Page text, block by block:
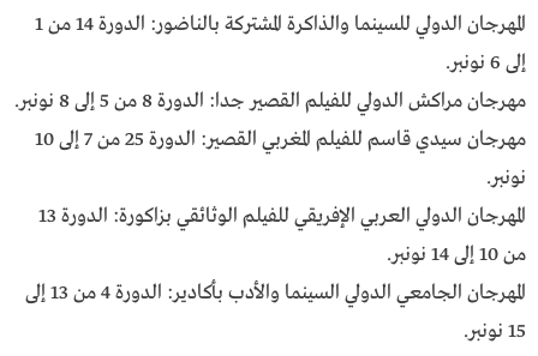
المهرجان الدولي للسينما والذاكرة المشتركة بالناضور: الدورة 14 من 1
إلى 6 نونبر.
مهرجان مراكش الدولي للفيلم القصير جدا: الدورة 8 من 5 إلى 8 نونبر.
مهرجان سيدي قاسم للفيلم المغربي القصير: الدورة 25 من 7 إلى 10
نونبر.
المهرجان الدولي العربي الإفريقي للفيلم الوثائقي بزاكورة: الدورة 13
من 10 إلى 14 نونبر.
المهرجان الجامعي الدولي السينما والأدب بأكادير: الدورة 4 من 13 إلى
15 نونبر.